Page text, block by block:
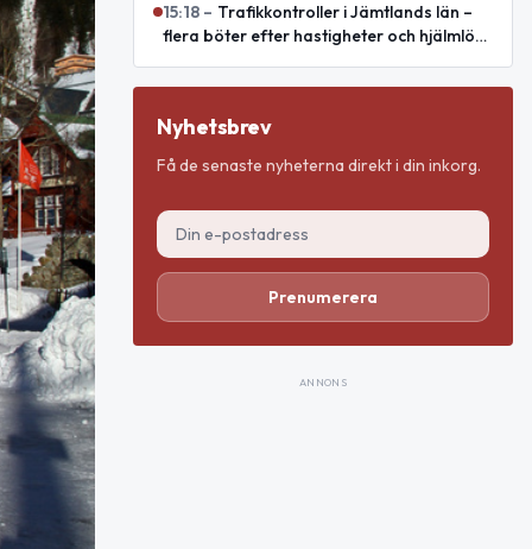
15:18 – Trafikkontroller i Jämtlands län –
flera böter efter hastigheter och hjälmlös
Nyhetsbrev
Få de senaste nyheterna direkt i din inkorg.
Prenumerera
ANNONS